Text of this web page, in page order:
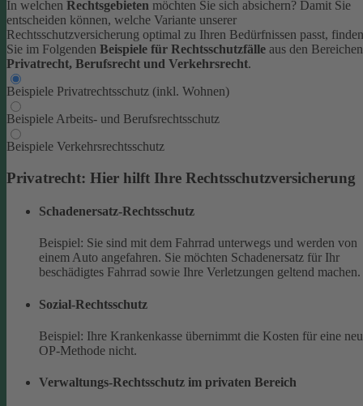
In welchen Rechtsgebieten möchten Sie sich absichern? Damit Sie
entscheiden können, welche Variante unserer
Rechtsschutzversicherung optimal zu Ihren Bedürfnissen passt, finden
Sie im Folgenden Beispiele für Rechtsschutzfälle aus den Bereichen
Privatrecht, Berufsrecht und Verkehrsrecht.
Beispiele Privatrechtsschutz (inkl. Wohnen)
Beispiele Arbeits- und Berufsrechtsschutz
Beispiele Verkehrsrechtsschutz
Privatrecht: Hier hilft Ihre Rechtsschutzversicherung
Schadenersatz-Rechtsschutz
Beispiel: Sie sind mit dem Fahrrad unterwegs und werden von
einem Auto angefahren. Sie möchten Schadenersatz für Ihr
beschädigtes Fahrrad sowie Ihre Verletzungen geltend machen.
Sozial-Rechtsschutz
Beispiel: Ihre Krankenkasse übernimmt die Kosten für eine
OP-Methode nicht.
Verwaltungs-Rechtsschutz im privaten Bereich